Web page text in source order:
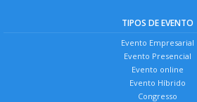
TIPOS DE EVENTO
Evento Empresarial
Evento Presencial
Evento online
Evento Híbrido
Congresso